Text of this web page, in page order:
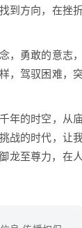
到方向，在挫
勇敢的意志，
，驾驭困难，
年的时空，从
战的时代，让
龙至尊力，在人